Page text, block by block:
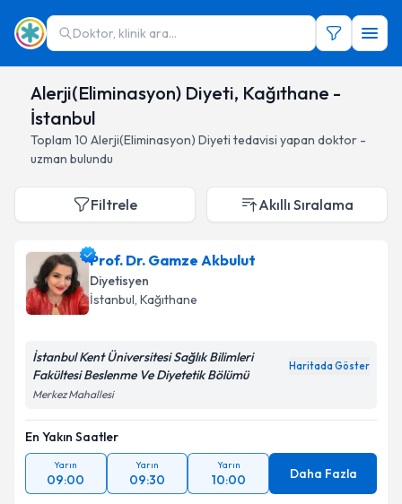
Doktor, klinik ara...
Alerji(Eliminasyon) Diyeti, Kağıthane -
İstanbul
Toplam 10 Alerji(Eliminasyon) Diyeti tedavisi yapan doktor -
uzman bulundu
Filtrele Akıllı Sıralama
Prof. Dr. Gamze Akbulut
Diyetisyen
İstanbul, Kağıthane
İstanbul Kent Üniversitesi Sağlık Bilimleri
Fakültesi Beslenme Ve Diyetetik Bölümü
Haritada Göster
Merkez Mahallesi
En Yakın Saatler
Yarın
09:00
Yarın
09:30
Yarın
10:00 Daha Fazla